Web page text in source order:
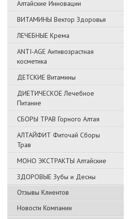
Алтайские Инновации
ВИТАМИНЫ Вектор Здоровья
ЛЕЧЕБНЫЕ Крема
ANTI-AGE Антивозрастная
косметика
ДЕТСКИЕ Витамины
ДИЕТИЧЕСКОЕ Лечебное
Питание
СБОРЫ ТРАВ Горного Алтая
АЛТАЙФИТ Фиточай Сборы
Трав
МОНО ЭКСТРАКТЫ Алтайские
ЗДОРОВЫЕ Зубы и Десны
Отзывы Клиентов
Новости Компании